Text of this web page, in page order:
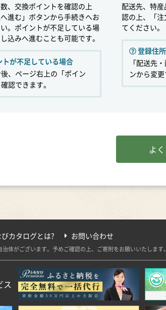
、交換ポイントを確認の上
へ進む」ボタンから手続きへお
。ポイントが不足している場
込みへ進むことも可能です。
トが不足している場合
、ページ右上の「ポイン
認できます。
配送先、特
認の上、「
てください。
登録住
「配送先
ンから変更
よ
カタログとは? お問い合わせ
体がございます。予めご確認の上、ご寄附をお願いいたします。
ス